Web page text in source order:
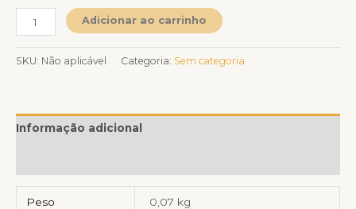
Adicionar ao carrinho
SKU: Não aplicável Categoria: Sem categoria
Informação adicional
Peso 0,07 kg